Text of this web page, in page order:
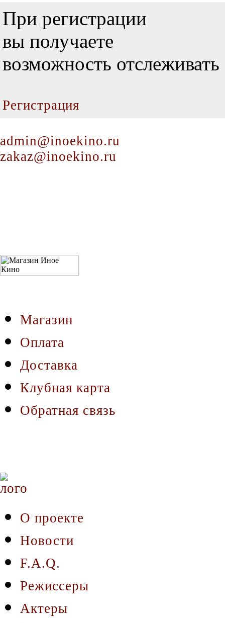
При регистрации
вы получаете
возможность
Регистрация
admin@inoekino.ru
zakaz@inoekino.ru
Магазин
Оплата
Доставка
Клубная карта
Обратная связь
О проекте
Новости
F.A.Q.
Режиссеры
Актеры